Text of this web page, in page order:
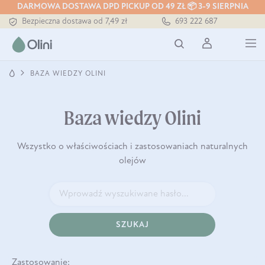
DARMOWA DOSTAWA DPD PICKUP OD 49 ZŁ 📦 3-9 SIERPNIA
Tłoczony zawsze na zimno
Bezpieczna dostawa od 7,49 zł
Tłoczony zawsze na zimno
693 222 687
BAZA WIEDZY OLINI
Baza wiedzy Olini
Wszystko o właściwościach i zastosowaniach naturalnych
olejów
SZUKAJ
Zastosowanie: